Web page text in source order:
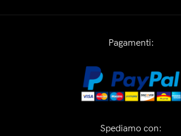
Pagamenti:
Spediamo con: